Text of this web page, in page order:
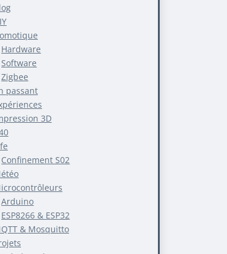
Hardware
Software
Zigbee
passant
3D
Confinement S02
Arduino
ESP8266 & ESP32
& Mosquitto